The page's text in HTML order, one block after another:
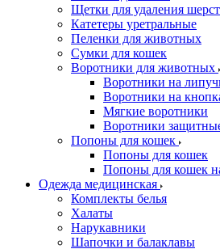
Щетки для удаления
Катетеры уретральные
Пеленки для животных
Сумки для кошек
Воротники для животных
Воротники на
Воротники на
Мягкие воротники
Воротники
Попоны для кошек
Попоны для кошек
Попоны для кошек
Одежда медицинская
Комплекты белья
Халаты
Нарукавники
Шапочки и балаклавы